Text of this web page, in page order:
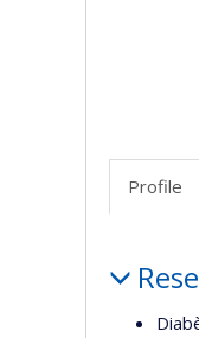
Profile